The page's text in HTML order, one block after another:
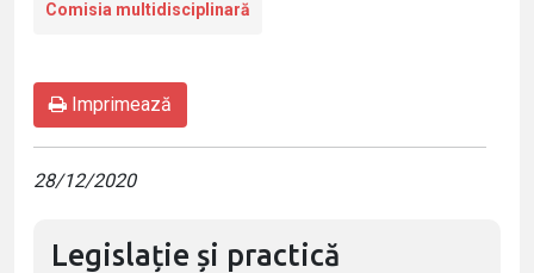
Comisia multidisciplinară
Imprimează
28/12/2020
Legislație și practică